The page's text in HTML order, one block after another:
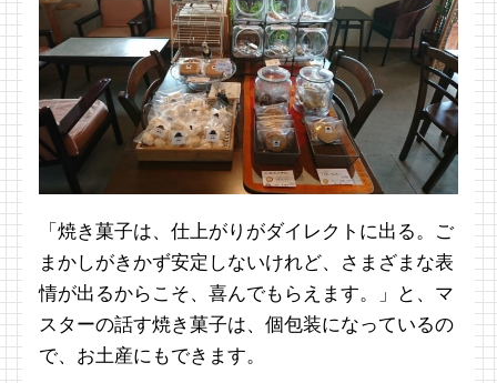
「焼き菓子は、仕上がりがダイレクトに出る。ご
まかしがきかず安定しないけれど、さまざまな表
情が出るからこそ、喜んでもらえます。」と、マ
スターの話す焼き菓子は、個包装になっているの
で、お土産にもできます。